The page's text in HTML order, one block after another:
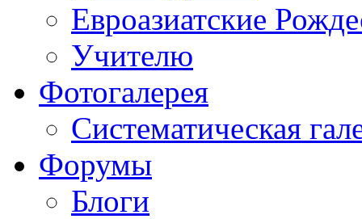
Евроазиатские
Учителю
Фотогалерея
Систематическая
Форумы
Блоги